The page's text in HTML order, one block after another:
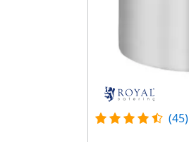
(45)